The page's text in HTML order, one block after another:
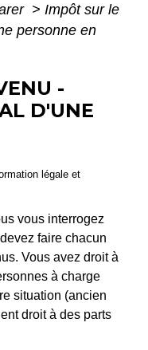
> Impôt sur le
personne en
-
D'UNE
légale et
vous interrogez
faire chacun
Vous avez droit à
à charge
situation (ancien
droit à des parts